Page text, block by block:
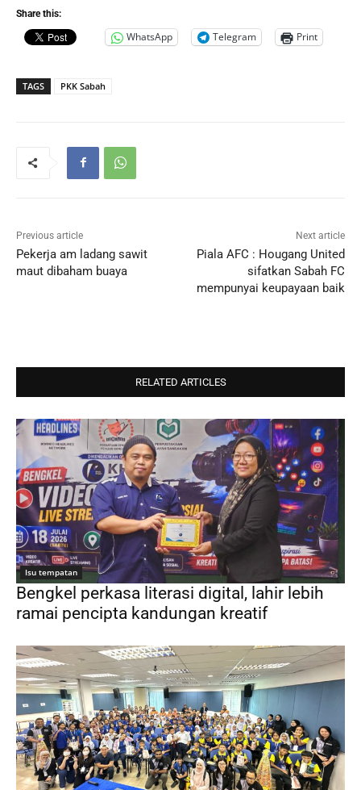
Share this:
WhatsApp Telegram Print
TAGS PKK Sabah
Previous article
Pekerja am ladang sawit
maut dibaham buaya
Next article
Piala AFC : Hougang United
sifatkan Sabah FC
mempunyai keupayaan baik
RELATED ARTICLES
Isu tempatan
Bengkel perkasa literasi digital, lahir lebih
ramai pencipta kandungan kreatif